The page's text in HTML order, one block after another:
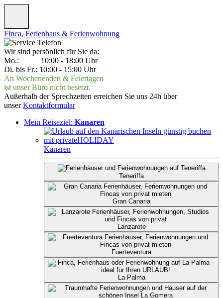
Finca, Ferienhaus & Ferienwohnung
Wir sind persönlich für Sie da:
Mo.: 10:00 - 18:00 Uhr
Di. bis Fr.: 10:00 - 15:00 Uhr
An Wochenenden & Feiertagen
ist unser Büro nicht besetzt.
Außerhalb der Sprechzeiten erreichen Sie uns 24h über
unserKontaktformular
Mein Reiseziel: Kanaren
Kanaren
Teneriffa
Gran Canaria
Lanzarote
Fuerteventura
La Palma